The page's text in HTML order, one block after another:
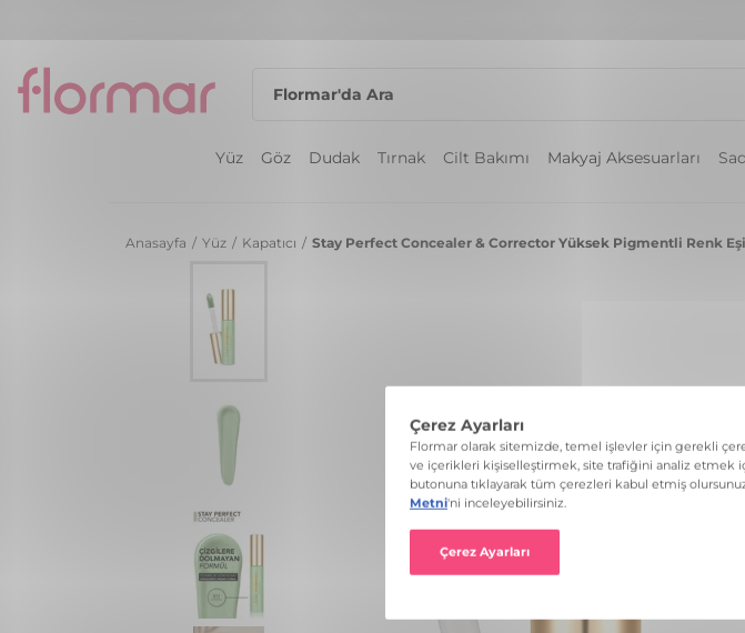
Yüz Göz Dudak Tırnak Cilt Bakımı Makyaj Aksesuarları
Anasayfa / Yüz / Kapatıcı / Stay Perfect Concealer & Corrector Yüksek Pigmentli Renk